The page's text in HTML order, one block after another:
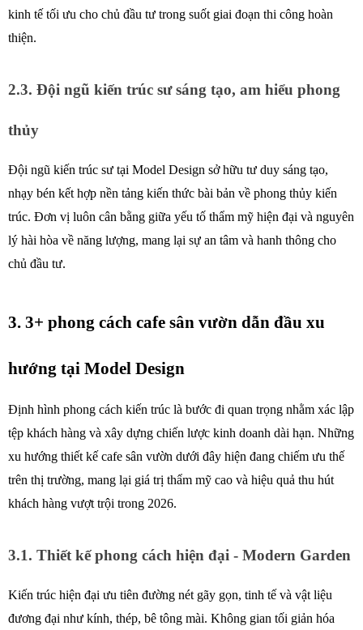
kinh tế tối ưu cho chủ đầu tư trong suốt giai đoạn thi công hoàn
thiện.
2.3. Đội ngũ kiến trúc sư sáng tạo, am hiểu phong
thủy
Đội ngũ kiến trúc sư tại Model Design sở hữu tư duy sáng tạo,
nhạy bén kết hợp nền tảng kiến thức bài bản về phong thủy kiến
trúc. Đơn vị luôn cân bằng giữa yếu tố thẩm mỹ hiện đại và nguyên
lý hài hòa về năng lượng, mang lại sự an tâm và hanh thông cho
chủ đầu tư.
3. 3+ phong cách cafe sân vườn dẫn đầu xu
hướng tại Model Design
Định hình phong cách kiến trúc là bước đi quan trọng nhằm xác lập
tệp khách hàng và xây dựng chiến lược kinh doanh dài hạn. Những
xu hướng thiết kế cafe sân vườn dưới đây hiện đang chiếm ưu thế
trên thị trường, mang lại giá trị thẩm mỹ cao và hiệu quả thu hút
khách hàng vượt trội trong 2026.
3.1. Thiết kế phong cách hiện đại - Modern Garden
Kiến trúc hiện đại ưu tiên đường nét gãy gọn, tinh tế và vật liệu
đương đại như kính, thép, bê tông mài. Không gian tối giản hóa